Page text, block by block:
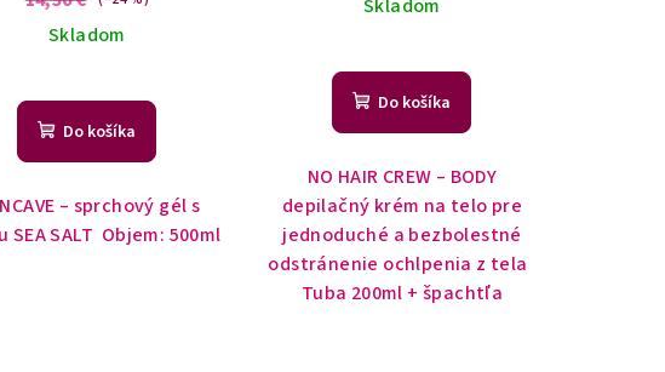
Skladom
Do košíka
– sprchový gél s
SEA SALT Objem: 500ml
Skladom
Do košíka
NO HAIR CREW – BODY
depilačný krém na telo pre
jednoduché a bezbolestné
odstránenie ochlpenia z tela
Tuba 200ml + špachtľa